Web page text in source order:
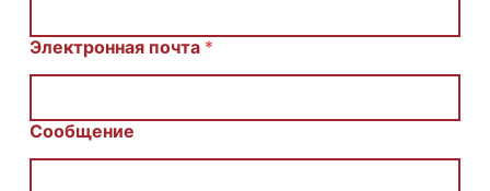
о
е
Электронная почта *
Сообщение